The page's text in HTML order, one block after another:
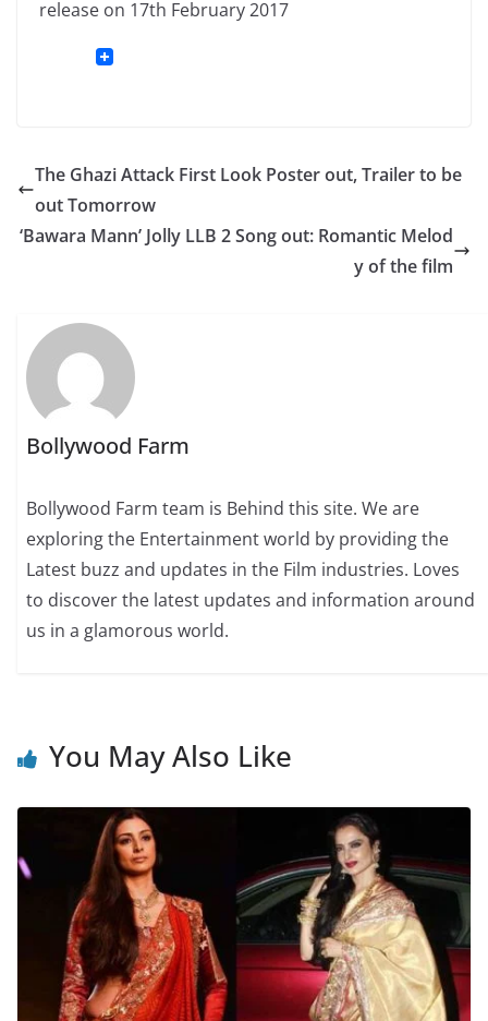
release on 17th February 2017
The Ghazi Attack First Look Poster out, Trailer to be
out Tomorrow
‘Bawara Mann’ Jolly LLB 2 Song out: Romantic Melod
y of the film
Bollywood Farm
Bollywood Farm team is Behind this site. We are
exploring the Entertainment world by providing the
Latest buzz and updates in the Film industries. Loves
to discover the latest updates and information around
us in a glamorous world.
You May Also Like